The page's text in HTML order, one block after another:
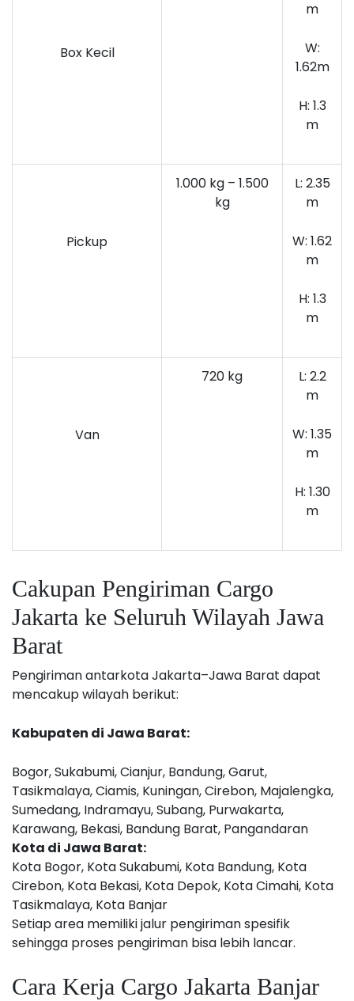
Box Kecil
m
W:
1.62m
H: 1.3
m
Pickup
1.000 kg – 1.500
kg
L: 2.35
m
W: 1.62
m
H: 1.3
m
Van
720 kg
L: 2.2
m
W: 1.35
m
H: 1.30
m
Cakupan Pengiriman Cargo
Jakarta ke Seluruh Wilayah Jawa
Barat
Pengiriman antarkota Jakarta–Jawa Barat dapat
mencakup wilayah berikut:
Kabupaten di Jawa Barat:
Bogor, Sukabumi, Cianjur, Bandung, Garut,
Tasikmalaya, Ciamis, Kuningan, Cirebon, Majalengka,
Sumedang, Indramayu, Subang, Purwakarta,
Karawang, Bekasi, Bandung Barat, Pangandaran
Kota di Jawa Barat:
Kota Bogor, Kota Sukabumi, Kota Bandung, Kota
Cirebon, Kota Bekasi, Kota Depok, Kota Cimahi, Kota
Tasikmalaya, Kota Banjar
Setiap area memiliki jalur pengiriman spesifik
sehingga proses pengiriman bisa lebih lancar.
Cara Kerja Cargo Jakarta Banjar